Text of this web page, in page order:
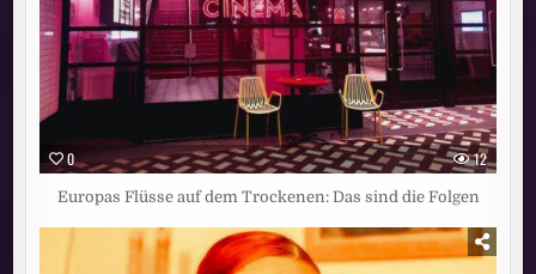
0 12
Europas Flüsse auf dem Trockenen: Das sind die Folgen